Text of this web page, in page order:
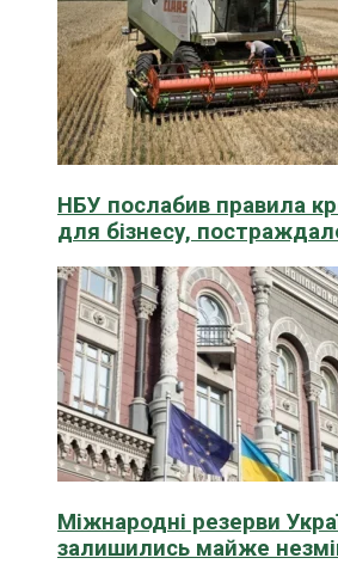
НБУ послабив правила
для бізнесу,
Міжнародні резерви
залишились майже